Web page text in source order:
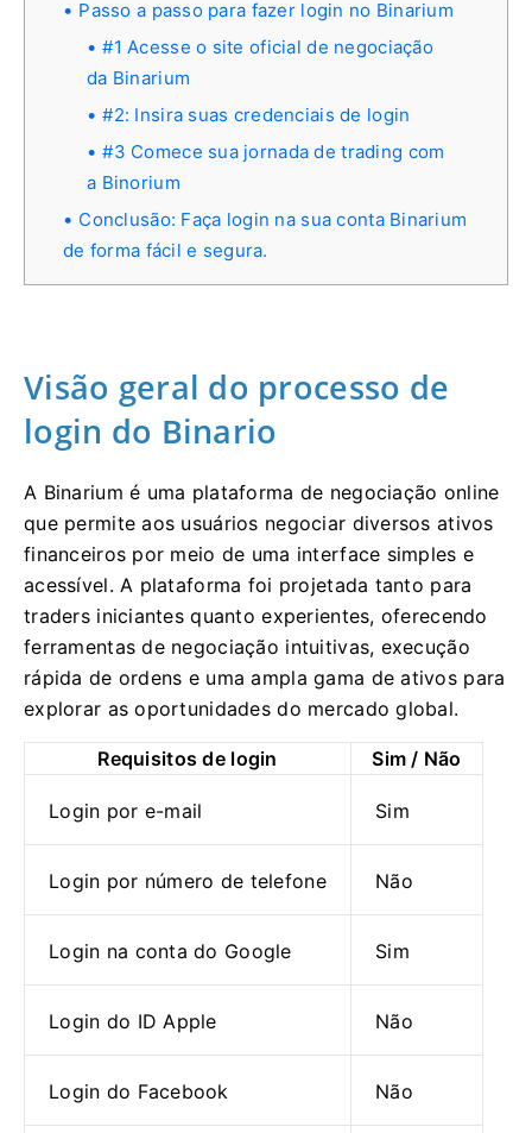
Passo a passo para fazer login no Binarium
#1 Acesse o site oficial de negociação
da Binarium
#2: Insira suas credenciais de login
#3 Comece sua jornada de trading com
a Binorium
Conclusão: Faça login na sua conta Binarium
de forma fácil e segura.
Visão geral do processo de
login do Binario
A Binarium é uma plataforma de negociação online
que permite aos usuários negociar diversos ativos
financeiros por meio de uma interface simples e
acessível. A plataforma foi projetada tanto para
traders iniciantes quanto experientes, oferecendo
ferramentas de negociação intuitivas, execução
rápida de ordens e uma ampla gama de ativos para
explorar as oportunidades do mercado global.
Requisitos de login Sim / Não
Login por e-mail Sim
Login por número de telefone Não
Login na conta do Google Sim
Login do ID Apple Não
Login do Facebook Não